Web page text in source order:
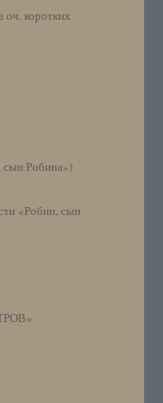
коротких
Робина»)
«Робин, сын